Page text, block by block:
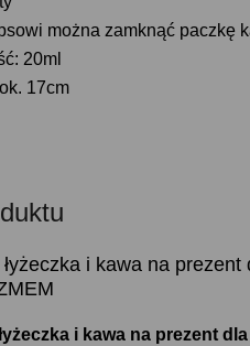
można zamknąć paczkę
20ml
17cm
łyżeczka i kawa na
i kawa na prezent